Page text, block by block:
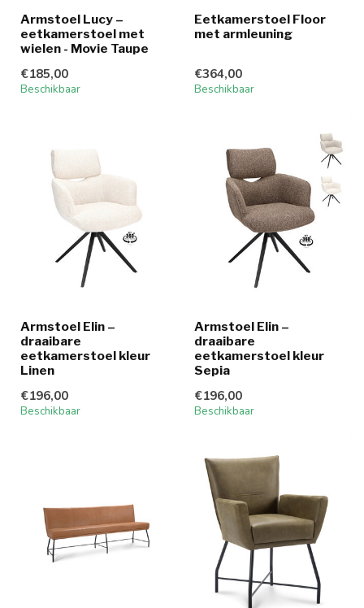
Armstoel Lucy –
eetkamerstoel met
wielen - Movie Taupe
€185,00
Beschikbaar
Eetkamerstoel Floor
met armleuning
€364,00
Beschikbaar
Armstoel Elin –
draaibare
eetkamerstoel kleur
Linen
€196,00
Beschikbaar
Armstoel Elin –
draaibare
eetkamerstoel kleur
Sepia
€196,00
Beschikbaar